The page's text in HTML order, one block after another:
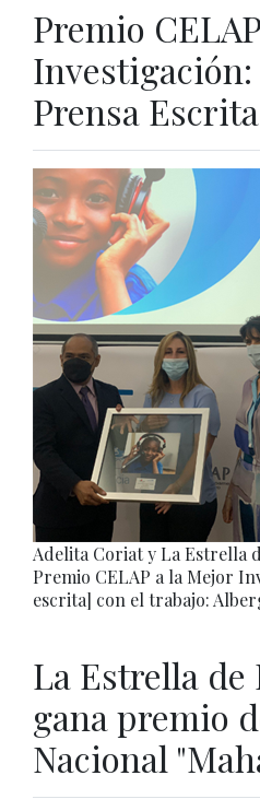
Premio
Prensa Escrita
Adelita Coriat y La Estrella
Premio CELAP a la Mejor
escrita] con el trabajo:
La Estrella de
gana premio
Nacional